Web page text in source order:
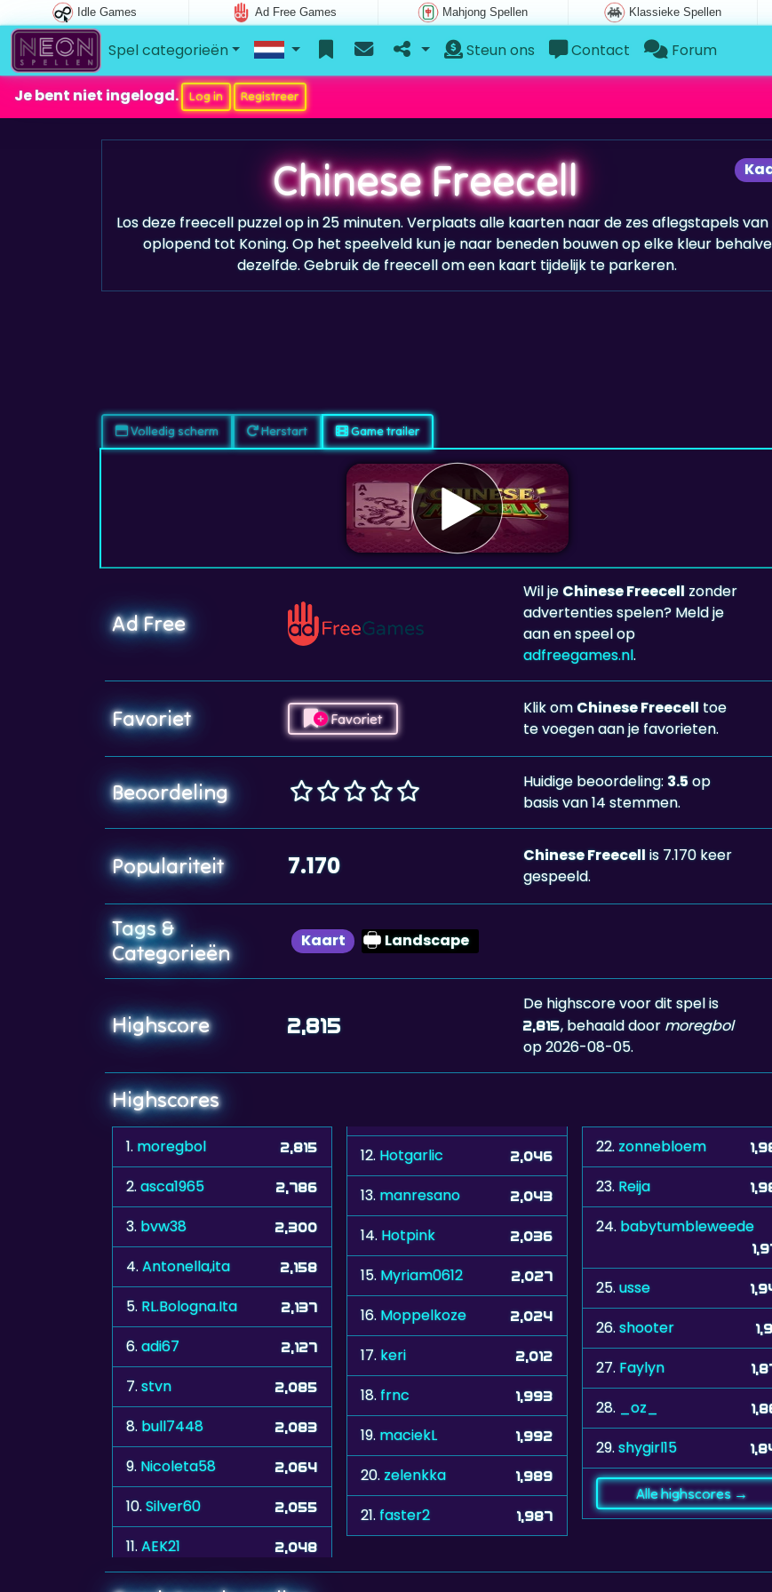
Idle Games Ad Free Games Mahjong Spellen Klassieke Spellen
Spel categorieën Steun ons Contact Forum
Je bent niet ingelogd. Log in Registreer
Chinese Freecell
Los deze freecell puzzel op in 25 minuten. Verplaats alle kaarten naar de zes aflegstapels van
oplopend tot Koning. Op het speelveld kun je naar beneden bouwen op elke kleur behalve
dezelfde. Gebruik de freecell om een kaart tijdelijk te parkeren.
Volledig scherm Herstart Game trailer
Ad Free
Wil jeChinese Freecellzonder
advertenties spelen? Meld je
aan en speel op
adfreegames.nl.
Favoriet Favoriet
Klik omChinese Freecelltoe
te voegen aan je favorieten.
Beoordeling Huidige beoordeling: 3.5op
basis van 14 stemmen.
Populariteit 7.170 Chinese Freecellis 7.170 keer
gespeeld.
Tags &
Categorieën
Kaart Landscape
Highscore 2,815
De highscore voor dit spel is
2,815, behaald door moregbol
op 2026-08-05.
Highscores
1. moregbol 2,815
2.asca1965 2,786
3. bvw38 2,300
4.Antonella,ita 2,158
5. RL.Bologna.Ita 2,137
6.adi67 2,127
7.stvn 2,085
8. bull7448 2,083
9. Nicoleta58 2,064
10.Silver60 2,055
11.AEK21 2,048
12. Hotgarlic 2,046
13. manresano 2,043
14. Hotpink 2,036
15. Myriam0612 2,027
16. Moppelkoze 2,024
17. keri 2,012
18.frnc 1,993
19. maciekL 1,992
20.zelenkka 1,989
21.faster2 1,987
22.zonnebloem
23. Reija
24. babytumbleweede
25.usse
26.shooter
27. Faylyn
28. _oz_
29.shygirl15
Alle highscores →